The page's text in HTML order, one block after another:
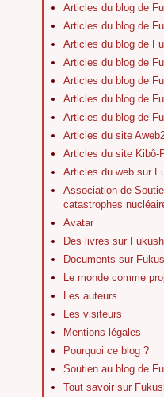
Articles du blog de
Articles du blog de
Articles du blog de
Articles du blog de
Articles du blog de
Articles du blog de
Articles du blog de
Articles du site
Articles du site Kibô-
Articles du web sur
Association de
catastrophes
Avatar
Des livres sur
Documents sur
Le monde comme
Les auteurs
Les visiteurs
Mentions légales
Pourquoi ce blog ?
Soutien au blog de
Tout savoir sur